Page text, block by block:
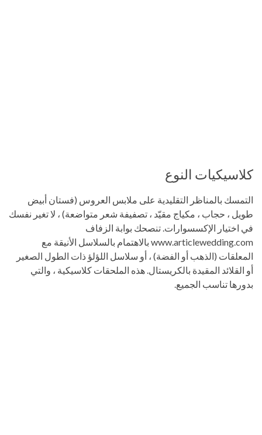
كلاسيكيات النوع
التمسك بالمناظر التقليدية على ملابس العروس (فستان أبيض
طويل ، حجاب ، مكياج مقيّد ، تصفيفة شعر متواضعة) ، لا تغير نفسك
في اختيار الإكسسوارات. تنصحك بوابة الزفاف
www.articlewedding.com بالاهتمام بالسلاسل الأنيقة مع
المعلقات (الذهب أو الفضة) ، أو سلاسل اللؤلؤ ذات الطول الصغير
أو القلائد المقيدة بالكريستال. هذه الملحقات كلاسيكية ، والتي
بدورها تناسب الجميع.